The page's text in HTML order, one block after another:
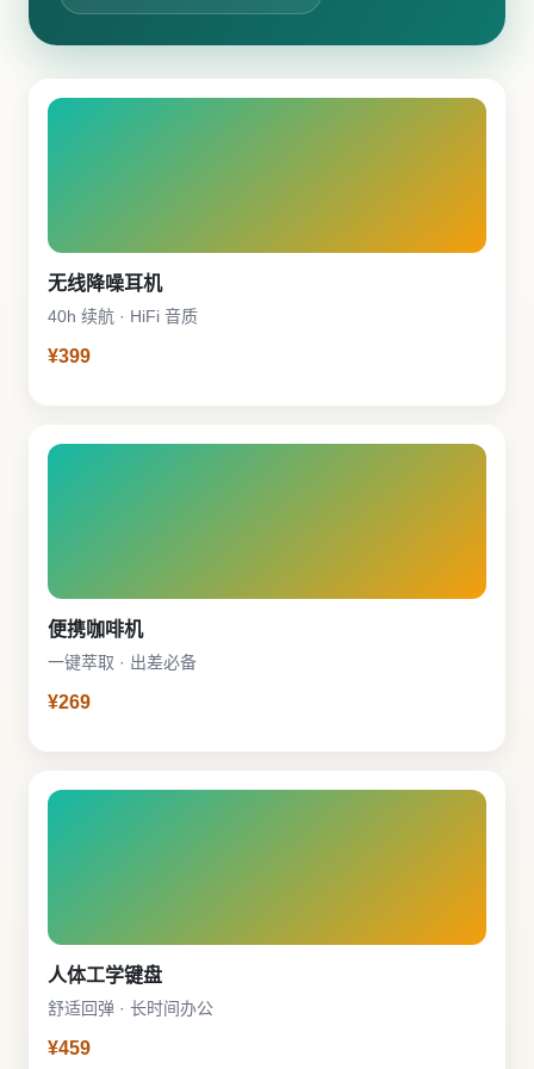
无线降噪耳机
40h 续航 · HiFi 音质
¥399
便携咖啡机
一键萃取 · 出差必备
¥269
人体工学键盘
舒适回弹 · 长时间办公
¥459